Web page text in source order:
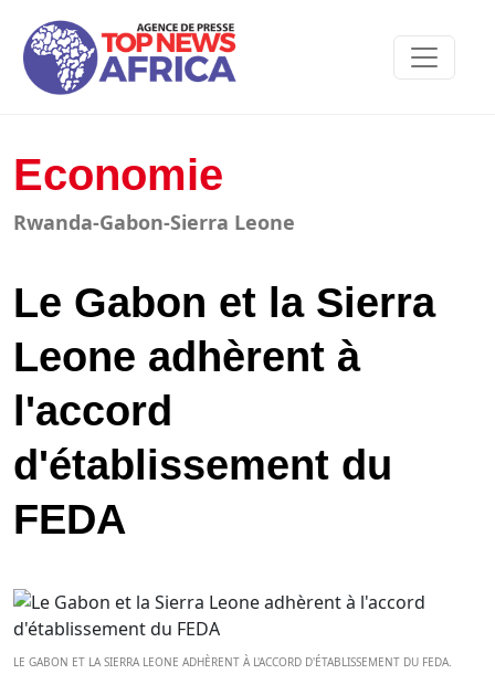
Economie
Rwanda-Gabon-Sierra Leone
Le Gabon et la Sierra
Leone adhèrent à
l'accord
d'établissement du
FEDA
LE GABON ET LA SIERRA LEONE ADHÈRENT À L'ACCORD D'ÉTABLISSEMENT DU FEDA.